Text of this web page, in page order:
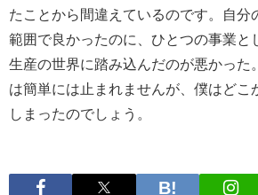
たことから間違えているのです。自分
範囲で良かったのに、ひとつの事業と
生産の世界に踏み込んだのが悪かった
は簡単には止まれませんが、僕はどこ
しまったのでしょう。